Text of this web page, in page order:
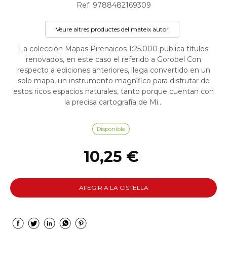
Ref. 9788482169309
Veure altres productes del mateix autor
La colección Mapas Pirenaicos 1:25.000 publica títulos
renovados, en este caso el referido a Gorobel Con
respecto a ediciones anteriores, llega convertido en un
solo mapa, un instrumento magnífico para disfrutar de
estos ricos espacios naturales, tanto porque cuentan con
la precisa cartografía de Mi...
Disponible
10,25 €
AFEGIR A LA CISTELLA